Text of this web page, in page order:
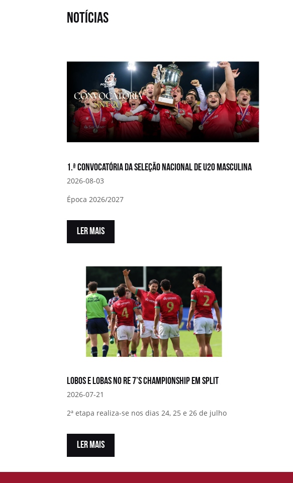
notícias
1.ª convocatória da Seleção Nacional de U20 Masculina
2026-08-03
Época 2026/2027
LER MAIS
Lobos e Lobas no RE 7’s Championship em Split
2026-07-21
2ª etapa realiza-se nos dias 24, 25 e 26 de julho
LER MAIS